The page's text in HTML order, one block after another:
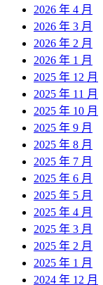
2026 年 4 月
2026 年 3 月
2026 年 2 月
2026 年 1 月
2025 年 12 月
2025 年 11 月
2025 年 10 月
2025 年 9 月
2025 年 8 月
2025 年 7 月
2025 年 6 月
2025 年 5 月
2025 年 4 月
2025 年 3 月
2025 年 2 月
2025 年 1 月
2024 年 12 月